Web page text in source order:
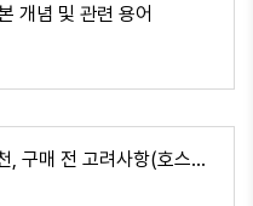
개념 및 관련 용어
도메인 비교 및 추천, 구매 전 고려사항(호스팅 등)